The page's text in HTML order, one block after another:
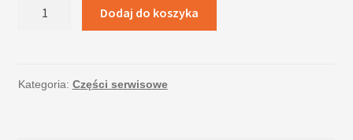
A3
Dodaj do koszyka
Kategoria: Części serwisowe